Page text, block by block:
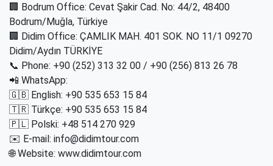
🏢 Bodrum Office: Cevat Şakir Cad. No: 44/2, 48400
Bodrum/Muğla, Türkiye
🏢 Didim Office: ÇAMLIK MAH. 401 SOK. NO 11/1 09270
Didim/Aydın TÜRKİYE
📞 Phone: +90 (252) 313 32 00 / +90 (256) 813 26 78
📲 WhatsApp:
🇬🇧 English: +90 535 653 15 84
🇹🇷 Türkçe: +90 535 653 15 84
🇵🇱 Polski: +48 514 270 929
✉️ E-mail: info@didimtour.com
🌐 Website: www.didimtour.com